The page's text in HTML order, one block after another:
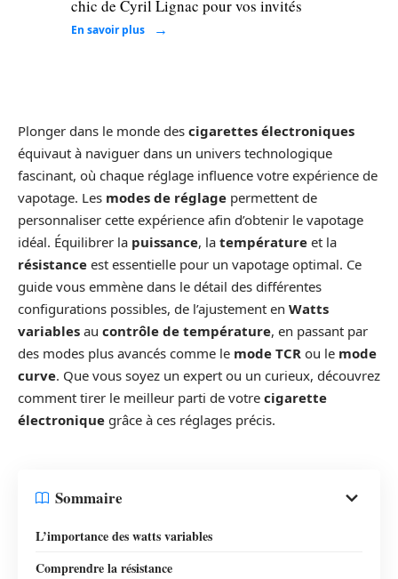
chic de Cyril Lignac pour vos invités
En savoir plus
Plonger dans le monde des cigarettes électroniques
équivaut à naviguer dans un univers technologique
fascinant, où chaque réglage influence votre expérience de
vapotage. Les modes de réglage permettent de
personnaliser cette expérience afin d’obtenir le vapotage
idéal. Équilibrer la puissance, la température et la
résistance est essentielle pour un vapotage optimal. Ce
guide vous emmène dans le détail des différentes
configurations possibles, de l’ajustement en Watts
variables au contrôle de température, en passant par
des modes plus avancés comme le mode TCR ou le mode
curve. Que vous soyez un expert ou un curieux, découvrez
comment tirer le meilleur parti de votre cigarette
électronique grâce à ces réglages précis.
Sommaire
L’importance des watts variables
Comprendre la résistance